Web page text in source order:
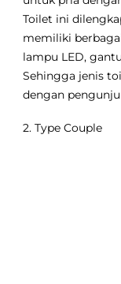
Toilet ini
memiliki
lampu LED,
Sehingga jenis
dengan
2. Type Couple